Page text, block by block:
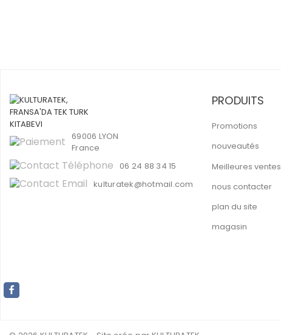
69006 LYON
France
06 24 88 34 15
kulturatek@hotmail.com
PRODUITS
Promotions
nouveautés
Meilleures ventes
nous contacter
plan du site
magasin